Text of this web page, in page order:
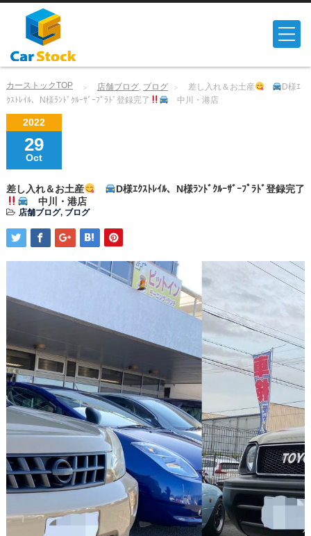
カーストックTOP 店舗ブログ, ブログ 差し入れ＆お土産
D様ｴ
ｸｽﾄﾚｲﾙ、N様ﾗﾝﾄﾞｸﾙｰｻﾞｰﾌﾟﾗﾄﾞ登録完了
中川・港店
2022
29
Oct
差し入れ＆お土産
D様ｴｸｽﾄﾚｲﾙ、N様ﾗﾝﾄﾞｸﾙｰｻﾞｰﾌﾟﾗﾄﾞ登録完了
中川・港店
店舗ブログ, ブログ